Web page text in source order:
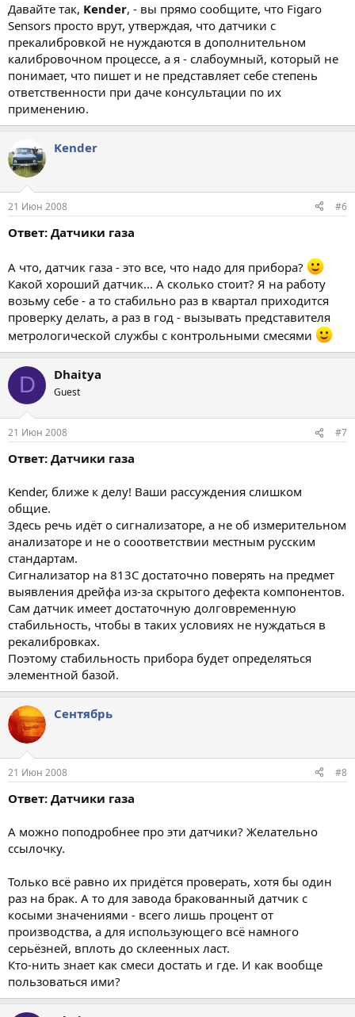
Давайте так, Kender, - вы прямо сообщите, что Figaro
Sensors просто врут, утверждая, что датчики с
прекалибровкой не нуждаются в дополнительном
калибровочном процессе, а я - слабоумный, который не
понимает, что пишет и не представляет себе степень
ответственности при даче консультации по их
применению.
Kender
21 Июн 2008 #6
Ответ: Датчики газа
А что, датчик газа - это все, что надо для прибора?
Какой хороший датчик... А сколько стоит? Я на работу
возьму себе - а то стабильно раз в квартал приходится
проверку делать, а раз в год - вызывать представителя
метрологической службы с контрольными смесями
D Dhaitya
Guest
21 Июн 2008 #7
Ответ: Датчики газа
Kender, ближе к делу! Ваши рассуждения слишком
общие.
Здесь речь идёт о сигнализаторе, а не об измерительном
анализаторе и не о сооответствии местным русским
стандартам.
Сигнализатор на 813C достаточно поверять на предмет
выявления дрейфа из-за скрытого дефекта компонентов.
Сам датчик имеет достаточную долговременную
стабильность, чтобы в таких условиях не нуждаться в
рекалибровках.
Поэтому стабильность прибора будет определяться
элементной базой.
Сентябрь
21 Июн 2008 #8
Ответ: Датчики газа
А можно поподробнее про эти датчики? Желательно
ссылочку.
Только всё равно их придётся проверать, хотя бы один
раз на брак. А то для завода бракованный датчик с
косыми значениями - всего лишь процент от
производства, а для использующего всё намного
серьёзней, вплоть до склеенных ласт.
Кто-нить знает как смеси достать и где. И как вообще
пользоваться ими?